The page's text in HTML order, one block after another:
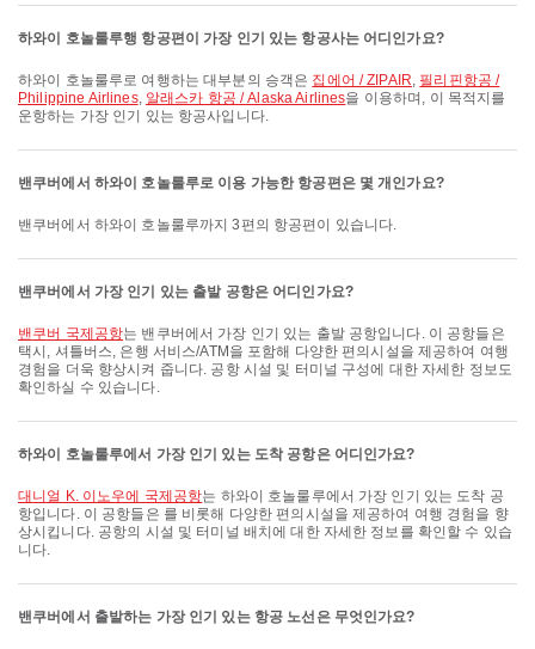
하와이 호놀룰루행 항공편이 가장 인기 있는 항공사는 어디인가요?
하와이 호놀룰루로 여행하는 대부분의 승객은 집에어 / ZIPAIR, 필리핀항공 /
Philippine Airlines, 알래스카 항공 / Alaska Airlines을 이용하며, 이 목적지를
운항하는 가장 인기 있는 항공사입니다.
밴쿠버에서 하와이 호놀룰루로 이용 가능한 항공편은 몇 개인가요?
밴쿠버에서 하와이 호놀룰루까지 3편의 항공편이 있습니다.
밴쿠버에서 가장 인기 있는 출발 공항은 어디인가요?
밴쿠버 국제공항는 밴쿠버에서 가장 인기 있는 출발 공항입니다. 이 공항들은
택시, 셔틀버스, 은행 서비스/ATM을 포함해 다양한 편의시설을 제공하여 여행
경험을 더욱 향상시켜 줍니다. 공항 시설 및 터미널 구성에 대한 자세한 정보도
확인하실 수 있습니다.
하와이 호놀룰루에서 가장 인기 있는 도착 공항은 어디인가요?
대니얼 K. 이노우에 국제공항는 하와이 호놀룰루에서 가장 인기 있는 도착 공
항입니다. 이 공항들은 를 비롯해 다양한 편의시설을 제공하여 여행 경험을 향
상시킵니다. 공항의 시설 및 터미널 배치에 대한 자세한 정보를 확인할 수 있습
니다.
밴쿠버에서 출발하는 가장 인기 있는 항공 노선은 무엇인가요?